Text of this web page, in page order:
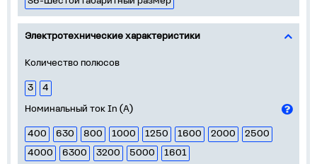
Электротехнические характеристики
Количество полюсов
3
4
Номинальный ток In (А)
400 630 800 1000 1250 1600 2000
2500
4000
6300 3200 5000
1601